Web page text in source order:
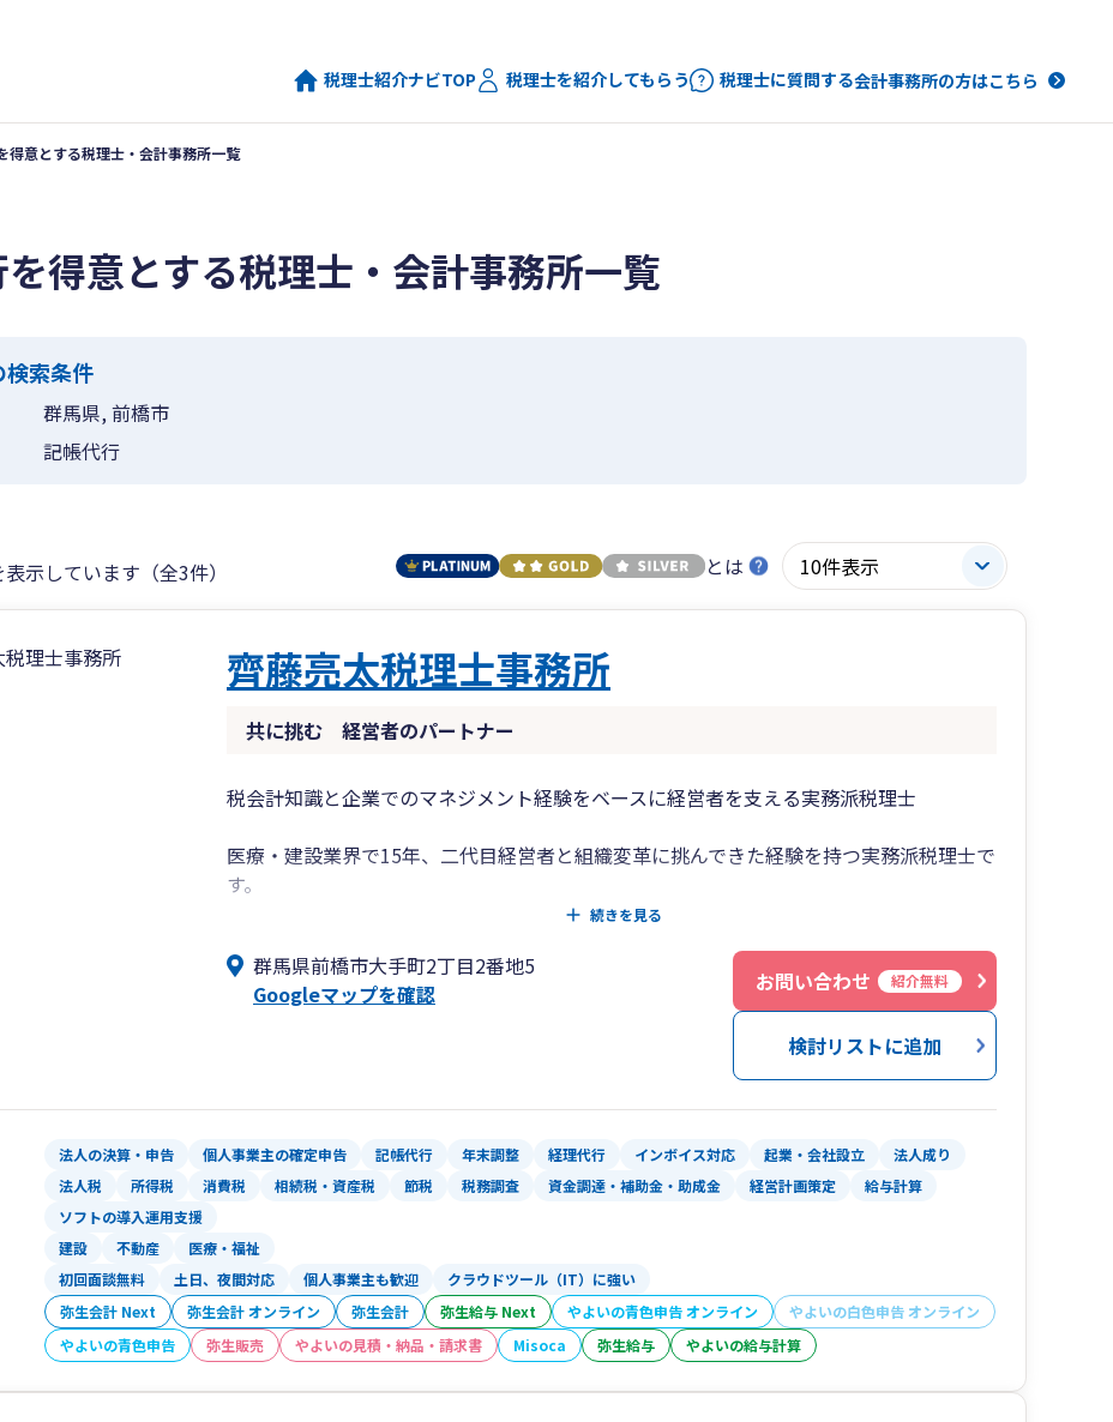
税理士紹介ナビTOP 税理士を紹介してもらう 税理士に質問する会計事務所の方はこちら
得意とする税理士・会計事務所一覧
得意とする税理士・会計事務所一覧
検索条件
群馬県, 前橋市
記帳代行
表示しています（全3件） とは
齊藤亮太税理士事務所
共に挑む 経営者のパートナー
税会計知識と企業でのマネジメント経験をベースに経営者を支える実務派税理士
医療・建設業界で15年、二代目経営者と組織変革に挑んできた経験を持つ実務派税理士で
す。
変化の激しい経済環境において私が重要と考えるのは、過去の数字ではなく「未来を予測
会社が抱えるあらゆる課題に対して、執行役員・部長の視点と持ち前のフットワークで、
経営者の孤独な決断を支え、挑戦を後押しするパートナーとして共に歩みます。
続きを見る
群馬県前橋市大手町2丁目2番地5
Googleマップを確認
お問い合わせ 紹介無料
検討リストに追加
法人の決算・申告 個人事業主の確定申告 記帳代行 年末調整 経理代行 インボイス対応 起業・会社設立
法人成り
法人税
所得税 消費税 相続税・資産税 節税 税務調査 資金調達・補助金・助成金 経営計画策定
給与計算
ソフトの導入運用支援
建設 不動産 医療・福祉
初回面談無料 土日、夜間対応 個人事業主も歓迎 クラウドツール（IT）に強い
弥生会計 Next 弥生会計 オンライン 弥生会計 弥生給与 Next やよいの青色申告 オンライン
やよいの白色申告 オンライン
やよいの青色申告
弥生販売 やよいの見積・納品・請求書 Misoca 弥生給与 やよいの給与計算